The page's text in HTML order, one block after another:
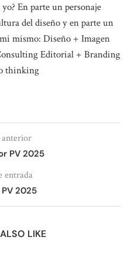
En parte un personaje
del diseño y en parte un
mismo: Diseño + Imagen
Editorial + Branding
thinking
PV 2025
entrada
2025
LIKE